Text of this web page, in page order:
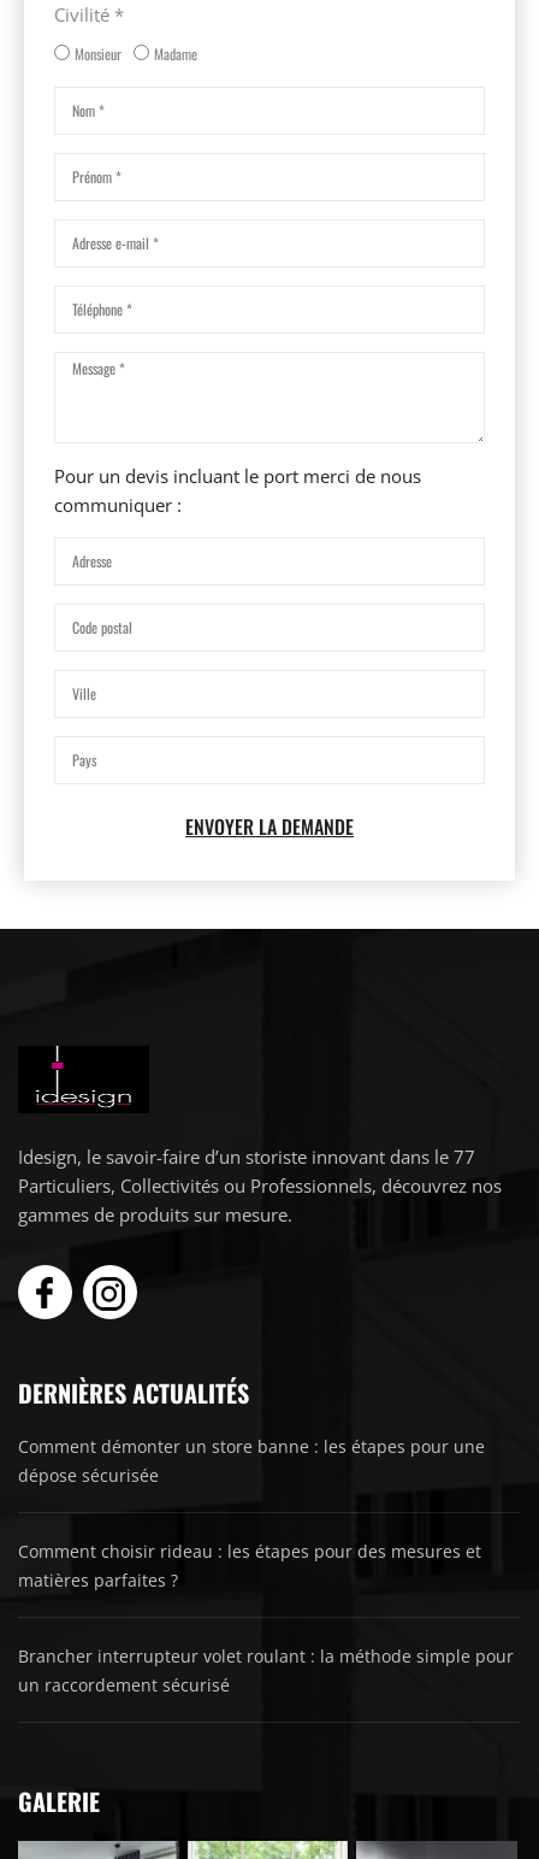
Civilité *
Monsieur Madame
Pour un devis incluant le port merci de nous
communiquer :
ENVOYER LA DEMANDE
Idesign, le savoir-faire d’un storiste innovant dans le 77
Particuliers, Collectivités ou Professionnels, découvrez nos
gammes de produits sur mesure.
DERNIÈRES ACTUALITÉS
Comment démonter un store banne : les étapes pour une
dépose sécurisée
Comment choisir rideau : les étapes pour des mesures et
matières parfaites ?
Brancher interrupteur volet roulant : la méthode simple pour
un raccordement sécurisé
GALERIE